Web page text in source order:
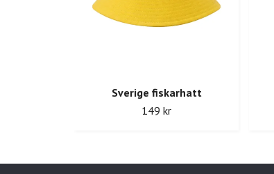
Sverige fiskarhatt
149 kr